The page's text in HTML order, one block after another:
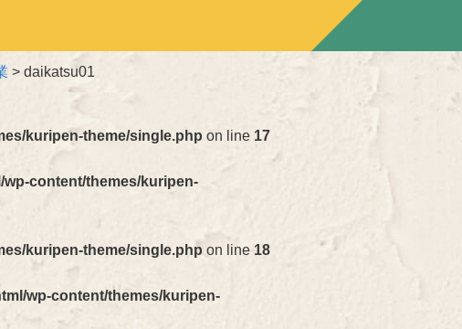
>daikatsu01
kuripen-theme/single.php on line 17
content/themes/kuripen-
kuripen-theme/single.php on line 18
wp-content/themes/kuripen-